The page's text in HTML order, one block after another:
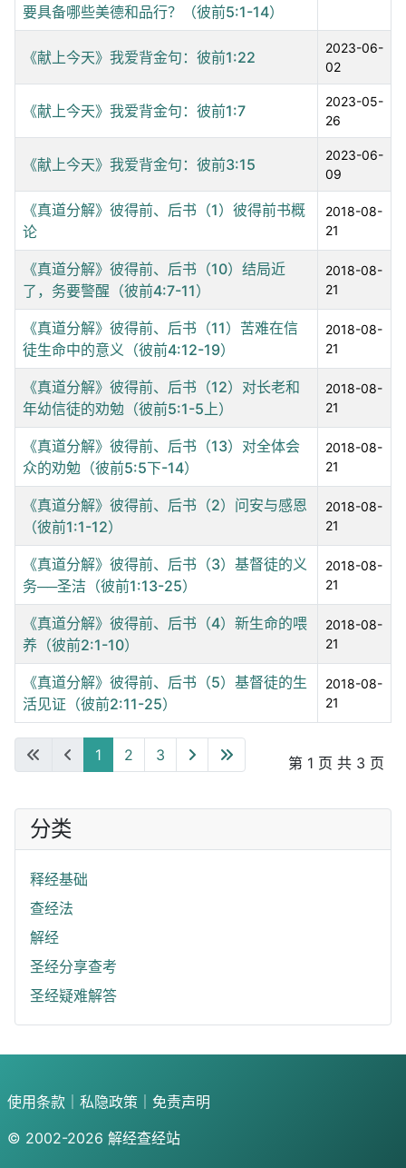
要具备哪些美德和品行？（彼前5:1-14）
《献上今天》我爱背金句：彼前1:22
2023-06-
02
《献上今天》我爱背金句：彼前1:7
2023-05-
26
《献上今天》我爱背金句：彼前3:15
2023-06-
09
《真道分解》彼得前、后书（1）彼得前书概
论
2018-08-
21
《真道分解》彼得前、后书（10）结局近
了，务要警醒（彼前4:7-11）
2018-08-
21
《真道分解》彼得前、后书（11）苦难在信
徒生命中的意义（彼前4:12-19）
2018-08-
21
《真道分解》彼得前、后书（12）对长老和
年幼信徒的劝勉（彼前5:1-5上）
2018-08-
21
《真道分解》彼得前、后书（13）对全体会
众的劝勉（彼前5:5下-14）
2018-08-
21
《真道分解》彼得前、后书（2）问安与感恩
（彼前1:1-12）
2018-08-
21
《真道分解》彼得前、后书（3）基督徒的义
务──圣洁（彼前1:13-25）
2018-08-
21
《真道分解》彼得前、后书（4）新生命的喂
养（彼前2:1-10）
2018-08-
21
《真道分解》彼得前、后书（5）基督徒的生
活见证（彼前2:11-25）
2018-08-
21
第 1 页 共 3 页
1 2 3
分类
释经基础
查经法
解经
圣经分享查考
圣经疑难解答
使用条款 私隐政策
免责声明
© 2002-2026 解经查经站